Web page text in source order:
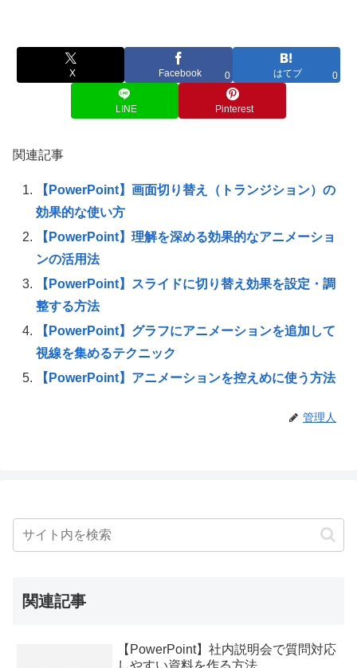
X Facebook 0 はてブ 0
LINE Pinterest
関連記事
【PowerPoint】画面切り替え（トランジション）の
効果的な使い方
【PowerPoint】理解を深める効果的なアニメーショ
ンの活用法
【PowerPoint】スライドに切り替え効果を設定・調
整する方法
【PowerPoint】グラフにアニメーションを追加して
視線を集めるテクニック
【PowerPoint】アニメーションを控えめに使う方法
管理人
関連記事
【PowerPoint】社内説明会で質問対応